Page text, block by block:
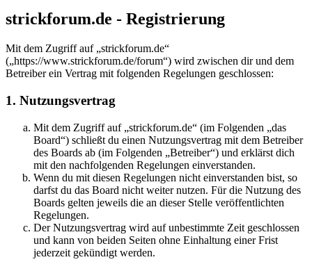
strickforum.de - Registrierung
Mit dem Zugriff auf „strickforum.de“
(„https://www.strickforum.de/forum“) wird zwischen dir und dem
Betreiber ein Vertrag mit folgenden Regelungen geschlossen:
1. Nutzungsvertrag
Mit dem Zugriff auf „strickforum.de“ (im Folgenden „das
Board“) schließt du einen Nutzungsvertrag mit dem Betreiber
des Boards ab (im Folgenden „Betreiber“) und erklärst dich
mit den nachfolgenden Regelungen einverstanden.
Wenn du mit diesen Regelungen nicht einverstanden bist, so
darfst du das Board nicht weiter nutzen. Für die Nutzung des
Boards gelten jeweils die an dieser Stelle veröffentlichten
Regelungen.
Der Nutzungsvertrag wird auf unbestimmte Zeit geschlossen
und kann von beiden Seiten ohne Einhaltung einer Frist
jederzeit gekündigt werden.